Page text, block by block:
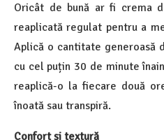
Oricât de bună ar fi crema
reaplicată regulat pentru a
Aplică o cantitate generoasă
cu cel puțin 30 de minute
reaplică-o la fiecare două
înoată sau transpiră.
Confort și textură